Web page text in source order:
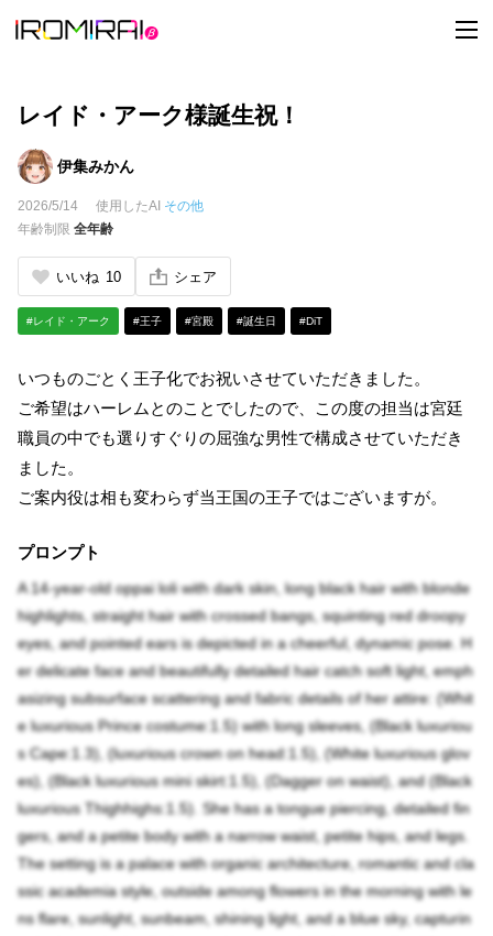
t
o
レイド・アーク様誕生祝！
伊集みかん
2026/5/14 使用したAI その他
年齢制限 全年齢
いいね 10 シェア
#レイド・アーク #王子 #宮殿 #誕生日 #DiT
いつものごとく王子化でお祝いさせていただきました。
ご希望はハーレムとのことでしたので、この度の担当は宮廷
職員の中でも選りすぐりの屈強な男性で構成させていただき
ました。
ご案内役は相も変わらず当王国の王子ではございますが。
プロンプト
A 14-year-old oppai loli with dark skin, long black hair with blonde
highlights, straight hair with crossed bangs, squinting red droopy
eyes, and pointed ears is depicted in a cheerful, dynamic pose. H
er delicate face and beautifully detailed hair catch soft light, emph
asizing subsurface scattering and fabric details of her attire: (Whit
e luxurious Prince costume:1.5) with long sleeves, (Black luxuriou
s Cape:1.3), (luxurious crown on head:1.5), (White luxurious glov
es), (Black luxurious mini skirt:1.5), (Dagger on waist), and (Black
luxurious Thighhighs:1.5). She has a tongue piercing, detailed fin
gers, and a petite body with a narrow waist, petite hips, and legs.
The setting is a palace with organic architecture, romantic and cla
ssic academia style, outside among flowers in the morning with le
ns flare, sunlight, sunbeam, shining light, and a blue sky, capturin